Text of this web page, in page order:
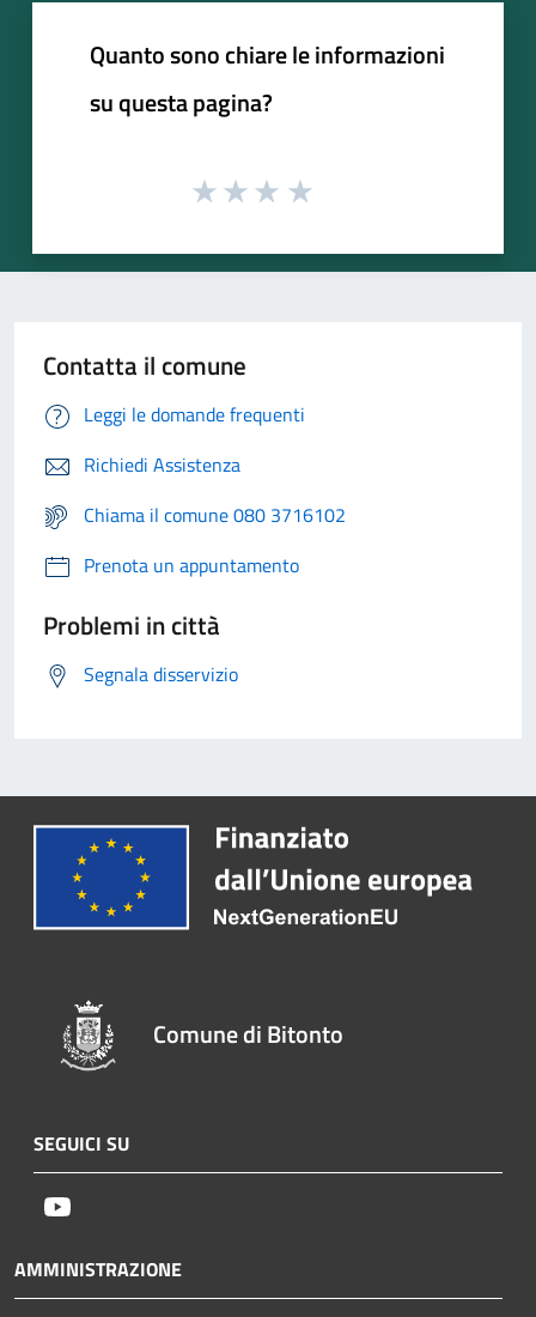
Quanto sono chiare le informazioni
su questa pagina?
Contatta il comune
Leggi le domande frequenti
Richiedi Assistenza
Chiama il comune 080 3716102
Prenota un appuntamento
Problemi in città
Segnala disservizio
Comune di Bitonto
SEGUICI SU
AMMINISTRAZIONE